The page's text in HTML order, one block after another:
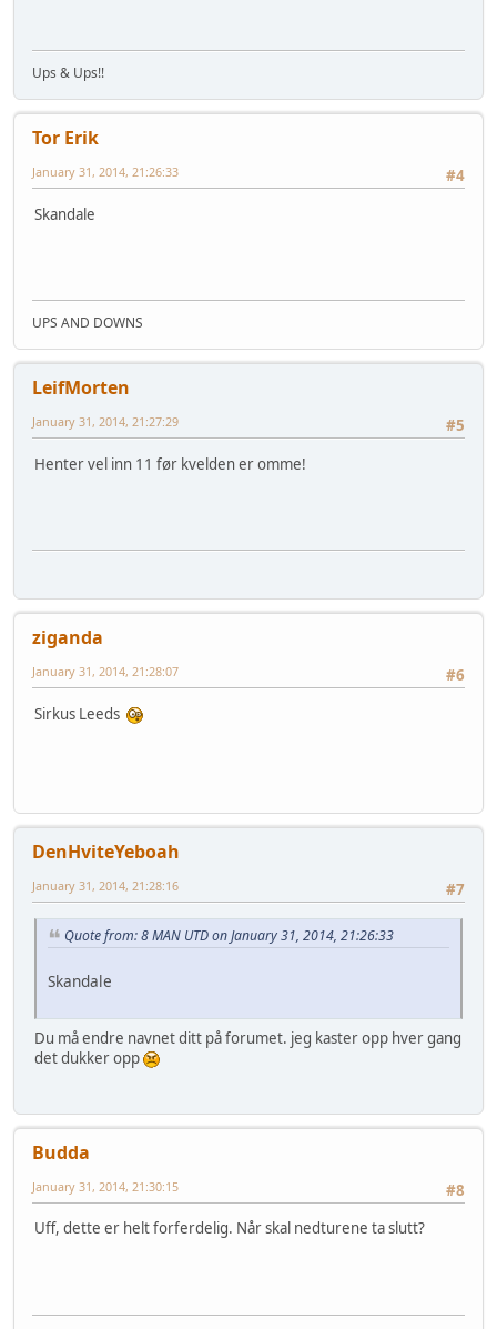
Ups & Ups!!
Tor Erik
#4
January 31, 2014, 21:26:33
Skandale
UPS AND DOWNS
LeifMorten
#5
January 31, 2014, 21:27:29
Henter vel inn 11 før kvelden er omme!
ziganda
#6
January 31, 2014, 21:28:07
Sirkus Leeds
DenHviteYeboah
#7
January 31, 2014, 21:28:16
Quote from: 8 MAN UTD on January 31, 2014, 21:26:33
Skandale
Du må endre navnet ditt på forumet. jeg kaster opp hver gang
det dukker opp
Budda
#8
January 31, 2014, 21:30:15
Uff, dette er helt forferdelig. Når skal nedturene ta slutt?